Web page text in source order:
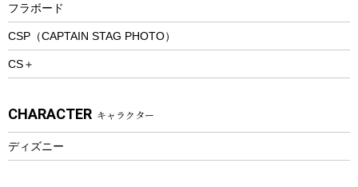
トレッキングアクセサリー
プレイグッズ
ウェルネス
ウェア、タオル
ウェア
フラボード
CSP（CAPTAIN STAG PHOTO）
CS＋
CHARACTER キャラクター
ディズニー